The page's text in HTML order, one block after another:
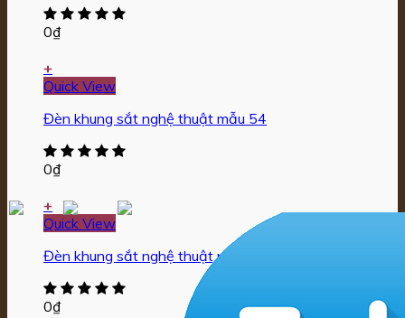
0₫
+
Quick View
Đèn khung sắt nghệ thuật mẫu 54
0₫
+
Quick View
Đèn khung sắt nghệ thuật mẫu 53
0₫